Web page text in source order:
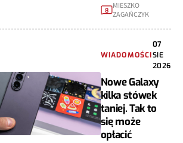
8 MIESZKO
ZAGAŃCZYK
WIADOMOŚCI
07
SIE
2026
Nowe Galaxy
kilka stówek
taniej. Tak to
się może
opłacić